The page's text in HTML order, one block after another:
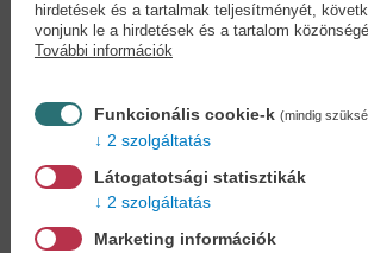
Star Wars: Ronin
Emma Mieko Candon
18,29 €15,90 €
hirdetések és a tartalmak teljesítményét,
vonjunk le a hirdetések és a tartalom
További információk
Funkcionális cookie-k (mindig
2 szolgáltatás
Látogatotsági statisztikák
2 szolgáltatás
Marketing információk